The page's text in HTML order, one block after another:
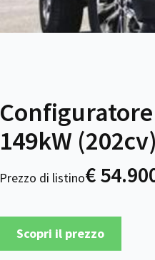
Configuratore
149kW
Prezzo di listino€
Scopri il prezzo